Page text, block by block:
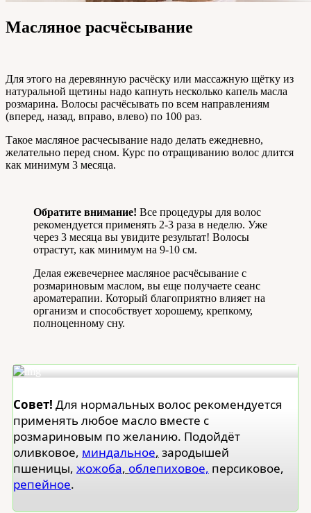
Масляное расчёсывание
Для этого на деревянную расчёску или массажную щётку из
натуральной щетины надо капнуть несколько капель масла
розмарина. Волосы расчёсывать по всем направлениям
(вперед, назад, вправо, влево) по 100 раз.
Такое масляное расчесывание надо делать ежедневно,
желательно перед сном. Курс по отращиванию волос длится
как минимум 3 месяца.
Обратите внимание! Все процедуры для волос
рекомендуется применять 2-3 раза в неделю. Уже
через 3 месяца вы увидите результат! Волосы
отрастут, как минимум на 9-10 см.
Делая ежевечернее масляное расчёсывание с
розмариновым маслом, вы еще получаете сеанс
ароматерапии. Который благоприятно влияет на
организм и способствует хорошему, крепкому,
полноценному сну.
Совет! Для нормальных волос рекомендуется
применять любое масло вместе с
розмариновым по желанию. Подойдёт
оливковое, миндальное, зародышей
пшеницы, жожоба, облепиховое, персиковое,
репейное.